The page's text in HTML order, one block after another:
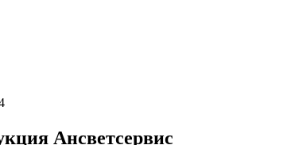
Ансветсервис